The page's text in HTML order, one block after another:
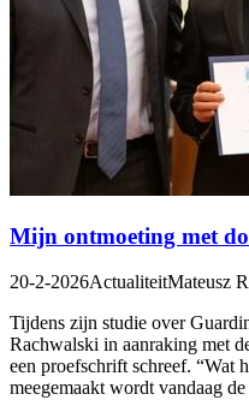
Mijn ontmoeting met
20-2-2026ActualiteitMateusz
Tijdens zijn studie over
Rachwalski in aanraking met
een proefschrift schreef.
meegemaakt wordt vandaag